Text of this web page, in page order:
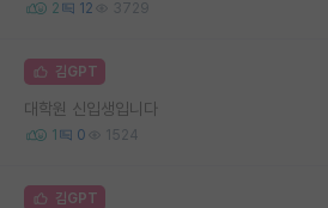
2 12 3729
김GPT
대학원 신입생입니다
1 0 1524
김GPT